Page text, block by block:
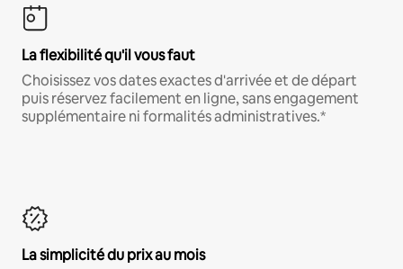
La flexibilité qu'il vous faut
Choisissez vos dates exactes d'arrivée et de départ
puis réservez facilement en ligne, sans engagement
supplémentaire ni formalités administratives.*
La simplicité du prix au mois